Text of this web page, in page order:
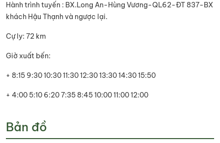
Hành trình tuyến : BX.Long An-Hùng Vương-QL62-ĐT 837-BX
khách Hậu Thạnh và ngược lại.
Cự ly: 72 km
Giờ xuất bến:
+ 8:15 9:30 10:30 11:30 12:30 13:30 14:30 15:50
+ 4:00 5:10 6:20 7:35 8:45 10:00 11:00 12:00
Bản đồ